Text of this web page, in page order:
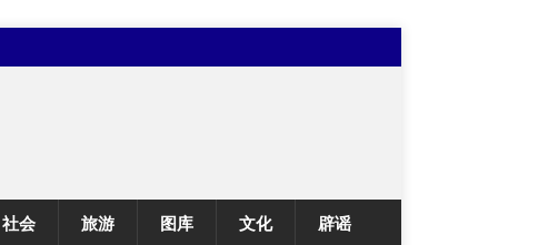
社会 旅游 图库 文化 辟谣